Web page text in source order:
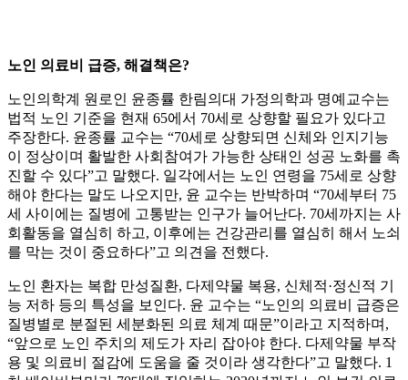
노인 의료비 급증, 해결책은?
노인의학계 원로인 윤종률 한림의대 가정의학과 명예교수는
법적 노인 기준을 현재 65에서 70세로 상향할 필요가 있다고
주장한다. 윤종률 교수는 “70세로 상향되면 신체와 인지기능
이 정상이며 활발한 사회참여가 가능한 상태인 성공 노화를 촉
진할 수 있다”고 말했다. 일각에서는 노인 연령을 75세로 상향
해야 한다는 말도 나오지만, 윤 교수는 반박하며 “70세부터 75
세 사이에는 질병에 고통받는 인구가 늘어난다. 70세까지는 사
회활동을 열심히 하고, 이후에는 건강관리를 열심히 해서 노쇠
를 막는 것이 중요하다”고 의견을 전했다.
노인 환자는 복합 만성질환, 다제약물 복용, 신체적·정신적 기
능 저하 등의 특성을 보인다. 윤 교수는 “노인의 의료비 급증은
질병별로 분절된 세분화된 의료 체계 때문”이라고 지적하며,
“앞으로 노인 주치의 제도가 자리 잡아야 한다. 다제약물 부작
용 및 의료비 절감에 도움을 줄 것이라 생각한다”고 말했다. 1